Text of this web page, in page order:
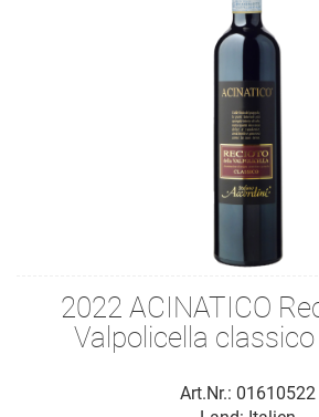
2022 ACINATICO
Valpolicella classico
Art.Nr.: 01610522